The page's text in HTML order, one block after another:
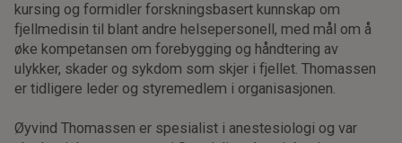
kursing og formidler forskningsbasert kunnskap om
fjellmedisin til blant andre helsepersonell, med mål om å
øke kompetansen om forebygging og håndtering av
ulykker, skader og sykdom som skjer i fjellet. Thomassen
er tidligere leder og styremedlem i organisasjonen.
Øyvind Thomassen er spesialist i anestesiologi og var